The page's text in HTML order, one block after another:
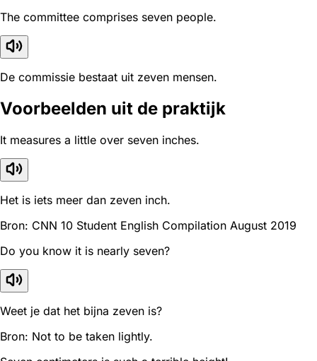
The committee comprises seven people.
De commissie bestaat uit zeven mensen.
Voorbeelden uit de praktijk
It measures a little over seven inches.
Het is iets meer dan zeven inch.
Bron: CNN 10 Student English Compilation August 2019
Do you know it is nearly seven?
Weet je dat het bijna zeven is?
Bron: Not to be taken lightly.